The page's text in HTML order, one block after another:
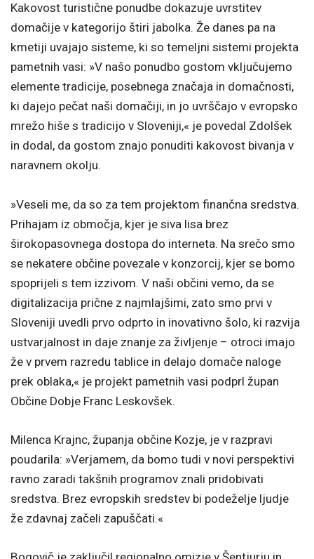
Kakovost turistične ponudbe dokazuje uvrstitev
domačije v kategorijo štiri jabolka. Že danes pa na
kmetiji uvajajo sisteme, ki so temeljni sistemi projekta
pametnih vasi: »V našo ponudbo gostom vključujemo
elemente tradicije, posebnega značaja in domačnosti,
ki dajejo pečat naši domačiji, in jo uvrščajo v evropsko
mrežo hiše s tradicijo v Sloveniji,« je povedal Zdolšek
in dodal, da gostom znajo ponuditi kakovost bivanja v
naravnem okolju.
»Veseli me, da so za tem projektom finančna sredstva.
Prihajam iz območja, kjer je siva lisa brez
širokopasovnega dostopa do interneta. Na srečo smo
se nekatere občine povezale v konzorcij, kjer se bomo
spoprijeli s tem izzivom. V naši občini vemo, da se
digitalizacija prične z najmlajšimi, zato smo prvi v
Sloveniji uvedli prvo odprto in inovativno šolo, ki razvija
ustvarjalnost in daje znanje za življenje – otroci imajo
že v prvem razredu tablice in delajo domače naloge
prek oblaka,« je projekt pametnih vasi podprl župan
Občine Dobje Franc Leskovšek.
Milenca Krajnc, županja občine Kozje, je v razpravi
poudarila: »Verjamem, da bomo tudi v novi perspektivi
ravno zaradi takšnih programov znali pridobivati
sredstva. Brez evropskih sredstev bi podeželje ljudje
že zdavnaj začeli zapuščati.«